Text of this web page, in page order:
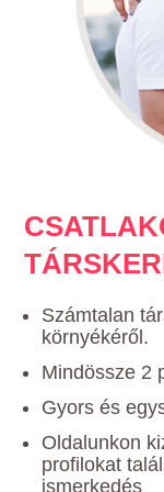
Számtalan
környékéről.
Mindössze 2
Gyors és
Oldalunkon
profilokat
ismerkedés